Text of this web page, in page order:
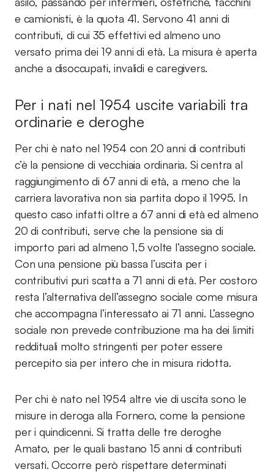
e camionisti, è la quota 41. Servono 41 anni di
contributi, di cui 35 effettivi ed almeno uno
versato prima dei 19 anni di età. La misura è aperta
anche a disoccupati, invalidi e caregivers.
Per i nati nel 1954 uscite variabili tra
ordinarie e deroghe
Per chi è nato nel 1954 con 20 anni di contributi
c’è la pensione di vecchiaia ordinaria. Si centra al
raggiungimento di 67 anni di età, a meno che la
carriera lavorativa non sia partita dopo il 1995. In
questo caso infatti oltre a 67 anni di età ed almeno
20 di contributi, serve che la pensione sia di
importo pari ad almeno 1,5 volte l’assegno sociale.
Con una pensione più bassa l’uscita per i
contributivi puri scatta a 71 anni di età. Per costoro
resta l’alternativa dell’assegno sociale come misura
che accompagna l’interessato ai 71 anni. L’assegno
sociale non prevede contribuzione ma ha dei limiti
reddituali molto stringenti per poter essere
percepito sia per intero che in misura ridotta.
Per chi è nato nel 1954 altre vie di uscita sono le
misure in deroga alla Fornero, come la pensione
per i quindicenni. Si tratta delle tre deroghe
Amato, per le quali bastano 15 anni di contributi
versati. Occorre però rispettare determinati